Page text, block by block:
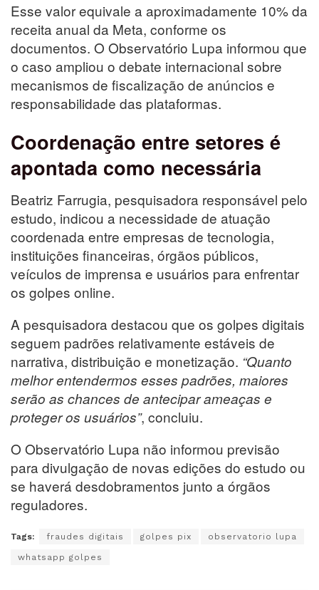
Esse valor equivale a aproximadamente 10% da
receita anual da Meta, conforme os
documentos. O Observatório Lupa informou que
o caso ampliou o debate internacional sobre
mecanismos de fiscalização de anúncios e
responsabilidade das plataformas.
Coordenação entre setores é
apontada como necessária
Beatriz Farrugia, pesquisadora responsável pelo
estudo, indicou a necessidade de atuação
coordenada entre empresas de tecnologia,
instituições financeiras, órgãos públicos,
veículos de imprensa e usuários para enfrentar
os golpes online.
A pesquisadora destacou que os golpes digitais
seguem padrões relativamente estáveis de
narrativa, distribuição e monetização. “Quanto
melhor entendermos esses padrões, maiores
serão as chances de antecipar ameaças e
proteger os usuários”, concluiu.
O Observatório Lupa não informou previsão
para divulgação de novas edições do estudo ou
se haverá desdobramentos junto a órgãos
reguladores.
Tags: fraudes digitais golpes pix observatorio lupa
whatsapp golpes